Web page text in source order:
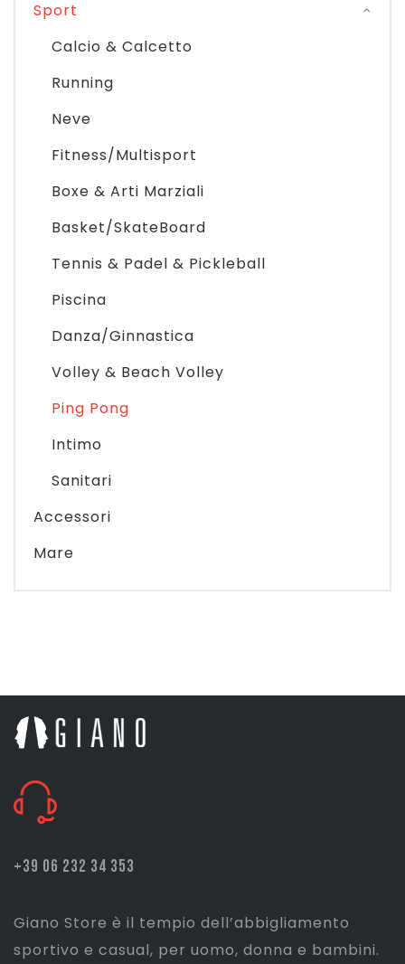
Sport
Calcio & Calcetto
Running
Neve
Fitness/Multisport
Boxe & Arti Marziali
Basket/SkateBoard
Tennis & Padel & Pickleball
Piscina
Danza/Ginnastica
Volley & Beach Volley
Ping Pong
Intimo
Sanitari
Accessori
Mare
+39 06 232 34 353
Giano Store è il tempio dell’abbigliamento
sportivo e casual, per uomo, donna e bambini.